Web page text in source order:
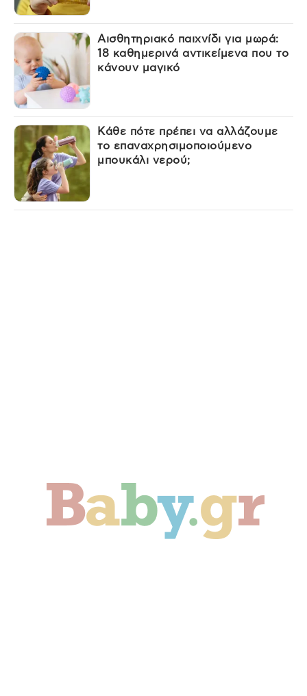
Αισθητηριακό παιχνίδι για μωρά:
18 καθημερινά αντικείμενα που το
κάνουν μαγικό
Κάθε πότε πρέπει να αλλάζουμε
το επαναχρησιμοποιούμενο
μπουκάλι νερού;